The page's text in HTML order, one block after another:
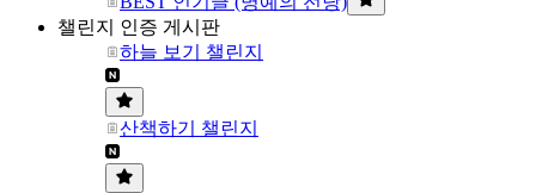
챌린지 인증 게시판
하늘 보기 챌린지
산책하기 챌린지